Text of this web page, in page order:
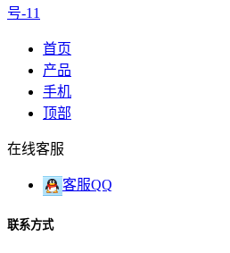
号-11
首页
产品
手机
顶部
在线客服
客服QQ
联系方式